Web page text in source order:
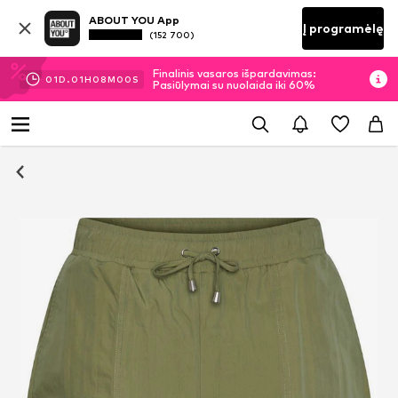
ABOUT YOU App
(152 700) Į programėlę
01D. 01H 07M 59S
Finalinis vasaros išpardavimas:
Pasiūlymai su nuolaida iki 60%